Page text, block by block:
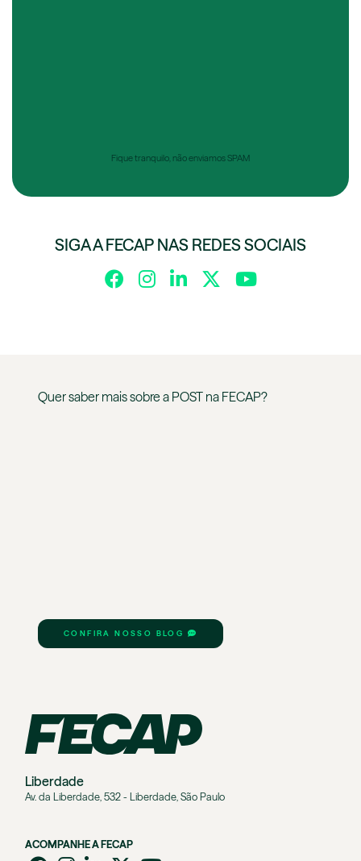
Fique tranquilo, não enviamos SPAM
SIGA A FECAP NAS REDES SOCIAIS
Quer saber mais sobre a POST na FECAP?
CONFIRA NOSSO BLOG
Liberdade
Av. da Liberdade, 532 - Liberdade, São Paulo
ACOMPANHE A FECAP